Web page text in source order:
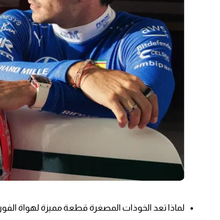
لماذا تعد الخوذات المصغرة قطعة مميزة لهواة